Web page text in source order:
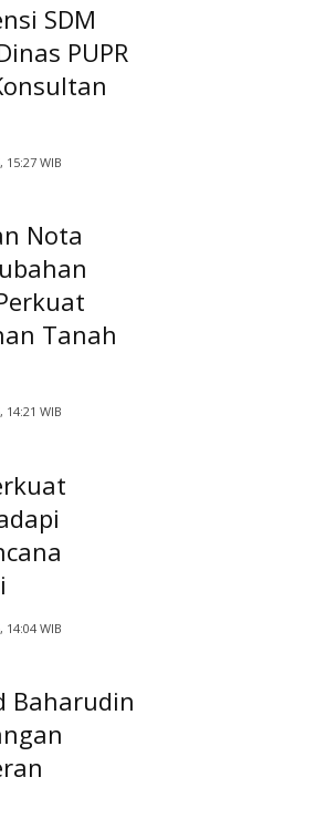
SDM
PUPR
15:27 WIB
Nota
Tanah
14:21 WIB
14:04 WIB
Baharudin